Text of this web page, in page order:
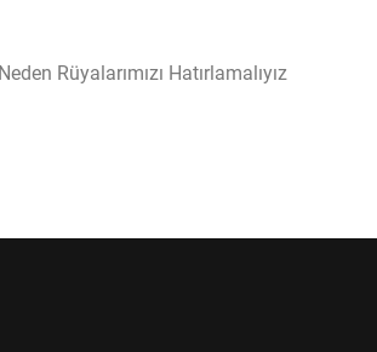
Neden Rüyalarımızı Hatırlamalıyız